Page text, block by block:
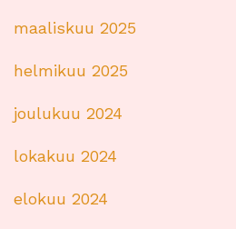
maaliskuu 2025
helmikuu 2025
joulukuu 2024
lokakuu 2024
elokuu 2024